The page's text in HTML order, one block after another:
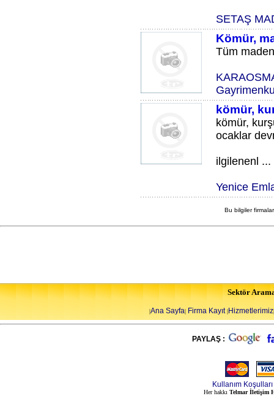
SETAŞ
Kömür,
Tüm
kömür,
kömür,
ocaklar
ilgilenenl ...
Yenice
Bu bilgiler
Sektör
|Ana Sayfa| Firma Kayıt|Hizmetlerimiz|
PAYLAŞ :
Kullanım Koşulları
Her hakkı Telmar İletişim